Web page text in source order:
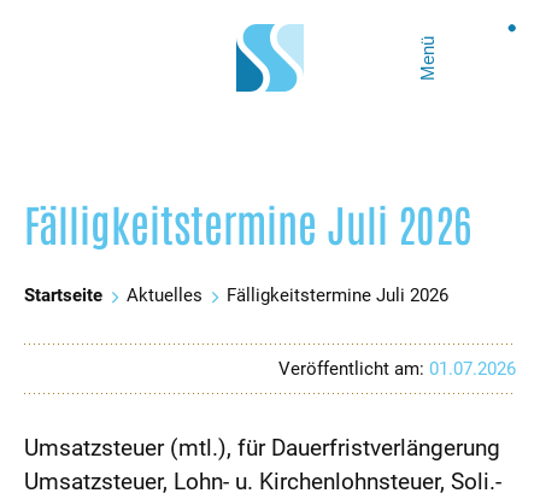
Menü
Fälligkeitstermine Juli 2026
Startseite Aktuelles Fälligkeitstermine Juli 2026
Veröffentlicht am: 01.07.2026
Umsatzsteuer (mtl.), für Dauerfristverlängerung
Umsatzsteuer, Lohn- u. Kirchenlohnsteuer, Soli.-